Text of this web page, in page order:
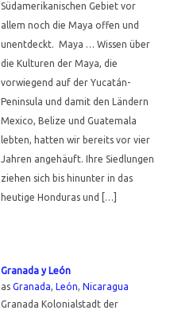
Südamerikanischen Gebiet vor
allem noch die Maya offen und
unentdeckt. Maya … Wissen über
die Kulturen der Maya, die
vorwiegend auf der Yucatán-
Peninsula und damit den Ländern
Mexico, Belize und Guatemala
lebten, hatten wir bereits vor vier
Jahren angehäuft. Ihre Siedlungen
ziehen sich bis hinunter in das
heutige Honduras und […]
Granada y León
as Granada, León, Nicaragua
Granada Kolonialstadt der